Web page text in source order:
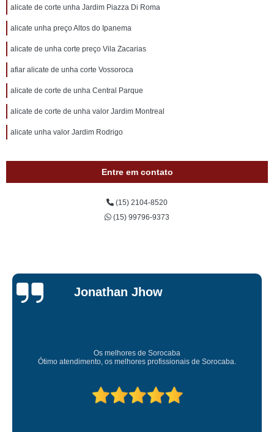
alicate de corte unha Jardim Piazza Di Roma
alicate unha preço Altos do Ipanema
alicate de unha corte preço Vila Zacarias
afiar alicate de unha corte Vossoroca
alicate de corte de unha Central Parque
alicate de corte de unha valor Jardim Montreal
alicate unha valor Jardim Rodrigo
Entre em contato
(15) 2104-8520
(15) 99796-9373
Jonathan Jhow
Os melhores de Sorocaba
atendimento, os melhores profissionais de Sorocaba.